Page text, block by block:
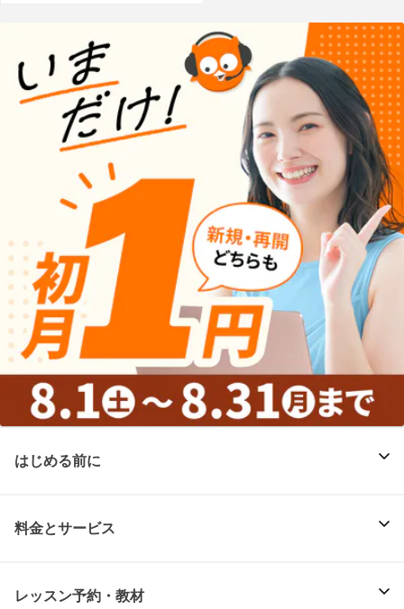
はじめる前に
料金とサービス
レッスン予約・教材